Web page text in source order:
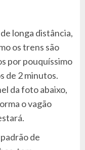
longa distância,
os trens são
por pouquíssimo
de 2 minutos.
da foto abaixo,
o vagão
de